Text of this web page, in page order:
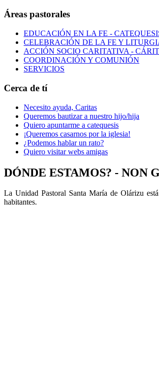
Áreas pastorales
EDUCACIÓN EN LA FE -
CELEBRACIÓN DE LA FE Y
ACCIÓN SOCIO CARITATIVA -
COORDINACIÓN Y COMUNIÓN
SERVICIOS
Cerca de tí
Necesito ayuda, Caritas
Queremos bautizar a nuestro hijo/hija
Quiero apuntarme a catequesis
¡Queremos casarnos por la iglesia!
¿Podemos hablar un rato?
Quiero visitar webs amigas
DÓNDE ESTAMOS? - NON
La Unidad Pastoral Santa María de Olárizu
habitantes.